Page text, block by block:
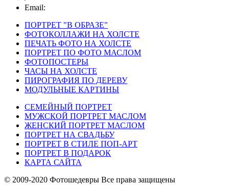
Email:
ПОРТРЕТ "В ОБРАЗЕ"
ФОТОКОЛЛАЖИ НА ХОЛСТЕ
ПЕЧАТЬ ФОТО НА ХОЛСТЕ
ПОРТРЕТ ПО ФОТО МАСЛОМ
ФОТОПОСТЕРЫ
ЧАСЫ НА ХОЛСТЕ
ПИРОГРАФИЯ ПО ДЕРЕВУ
МОДУЛЬНЫЕ КАРТИНЫ
СЕМЕЙНЫЙ ПОРТРЕТ
МУЖСКОЙ ПОРТРЕТ МАСЛОМ
ЖЕНСКИЙ ПОРТРЕТ МАСЛОМ
ПОРТРЕТ НА СВАДЬБУ
ПОРТРЕТ В СТИЛЕ ПОП-АРТ
ПОРТРЕТ В ПОДАРОК
КАРТА САЙТА
© 2009-2020 Фотошедевры Все права защищены